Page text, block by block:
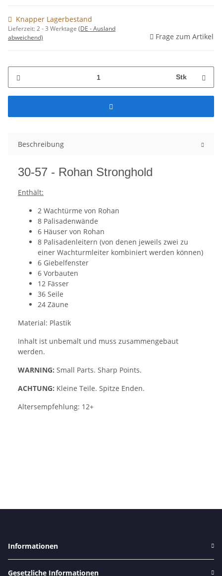
Knapper Lagerbestand
Lieferzeit:2 - 3 Werktage (DE - Ausland
abweichend)
Frage zum Artikel
Stk
Beschreibung
30-57 - Rohan Stronghold
Enthält:
2 Wachtürme von Rohan
8 Palisadenwände
6 Häuser von Rohan
8 Palisadenleitern (von denen jeweils zwei zu
einer Wachturmleiter kombiniert werden können)
6 Giebelfenster
6 Vorbauten
12 Fässer
36 Seile
24 Zäune
Material: Plastik
Inhalt ist unbemalt und muss zusammengebaut
werden.
WARNING: Small Parts. Sharp Points.
ACHTUNG: Kleine Teile. Spitze Enden.
Altersempfehlung: 12+
Informationen
Gesetzliche Informationen